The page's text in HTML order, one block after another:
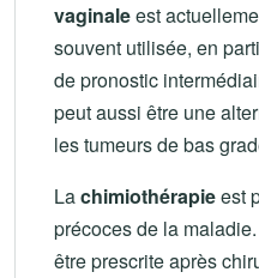
vaginaleest
souvent utilisée, en
de pronostic
peut aussi être une
les tumeurs de bas
Lachimiothérapieest
précoces de la
être prescrite après